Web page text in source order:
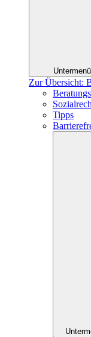
Zur Übersicht:
Tipps